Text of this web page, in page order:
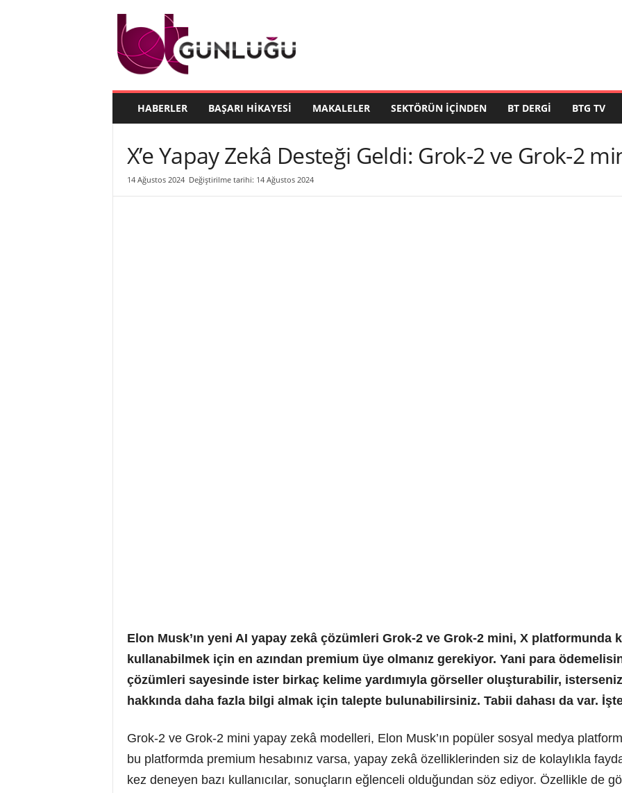
B
HABERLER BAŞARI HIKAYESI MAKALELER SEKTÖRÜN İÇINDEN BT DERGI BTG TV
X’e Yapay Zekâ Desteği Geldi: Grok-2 ve Grok-2
14 Ağustos 2024 Değiştirilme tarihi: 14 Ağustos 2024
Elon Musk’ın yeni AI yapay zekâ çözümleri Grok-2 ve Grok-2 mini, X platformunda
kullanabilmek için en azından premium üye olmanız gerekiyor. Yani para
çözümleri sayesinde ister birkaç kelime yardımıyla görseller oluşturabilir,
hakkında daha fazla bilgi almak için talepte bulunabilirsiniz. Tabii dahası da var.
Grok-2 ve Grok-2 mini yapay zekâ modelleri, Elon Musk’ın popüler sosyal medya
bu platformda premium hesabınız varsa, yapay zekâ özelliklerinden siz de kolaylıkla
kez deneyen bazı kullanıcılar, sonuçların eğlenceli olduğundan söz ediyor. Özellikle de